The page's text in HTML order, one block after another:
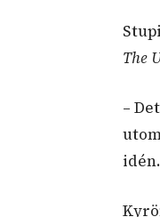
The
–
idén.